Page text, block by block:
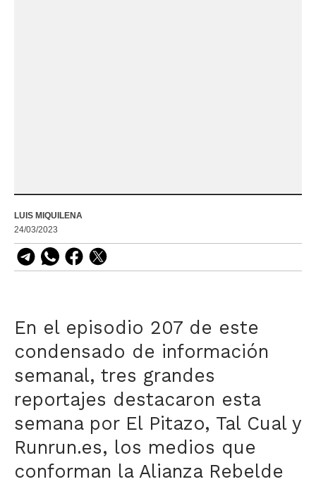
LUIS MIQUILENA
24/03/2023
En el episodio 207 de este
condensado de información
semanal, tres grandes
reportajes destacaron esta
semana por El Pitazo, Tal Cual y
Runrun.es, los medios que
conforman la Alianza Rebelde